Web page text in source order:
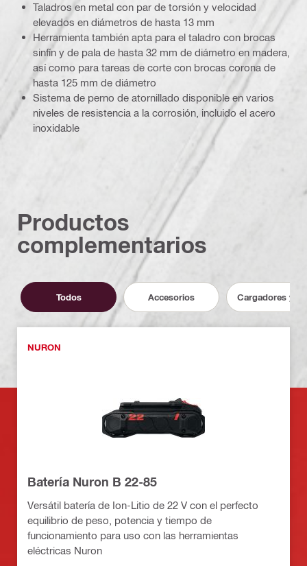
Taladros en metal con par de torsión y velocidad
elevados en diámetros de hasta 13 mm
Herramienta también apta para el taladro con brocas
sinfín y de pala de hasta 32 mm de diámetro en madera,
así como para tareas de corte con brocas corona de
hasta 125 mm de diámetro
Sistema de perno de atornillado disponible en varios
niveles de resistencia a la corrosión, incluido el acero
inoxidable
Productos
complementarios
Todos Accesorios Cargadores y
NURON
Batería Nuron B 22-85
Versátil batería de Ion-Litio de 22 V con el perfecto
equilibrio de peso, potencia y tiempo de
funcionamiento para uso con las herramientas
eléctricas Nuron